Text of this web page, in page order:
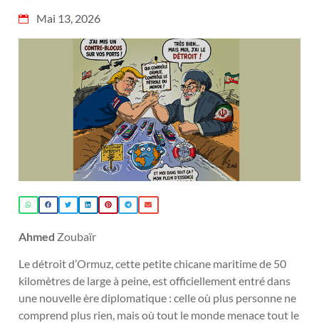
Mai 13, 2026
Ahmed Zoubaïr
Le détroit d’Ormuz, cette petite chicane maritime de 50
kilomètres de large à peine, est officiellement entré dans
une nouvelle ère diplomatique : celle où plus personne ne
comprend plus rien, mais où tout le monde menace tout le